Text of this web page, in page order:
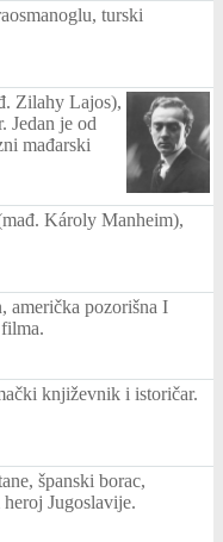
turski
Zilahy Lajos),
Jedan je od
mađarski
Károly Manheim),
američka pozorišna I
književnik i istoričar.
španski borac,
Jugoslavije.